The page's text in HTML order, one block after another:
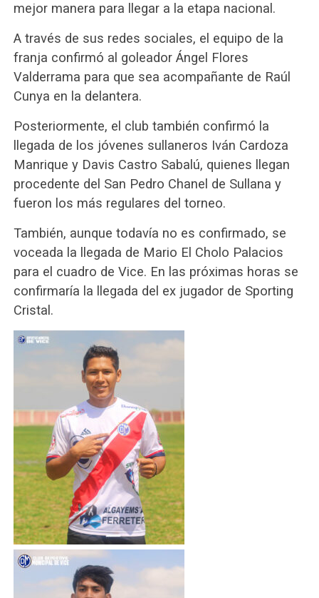
mejor manera para llegar a la etapa nacional.
A través de sus redes sociales, el equipo de la
franja confirmó al goleador Ángel Flores
Valderrama para que sea acompañante de Raúl
Cunya en la delantera.
Posteriormente, el club también confirmó la
llegada de los jóvenes sullaneros Iván Cardoza
Manrique y Davis Castro Sabalú, quienes llegan
procedente del San Pedro Chanel de Sullana y
fueron los más regulares del torneo.
También, aunque todavía no es confirmado, se
voceada la llegada de Mario El Cholo Palacios
para el cuadro de Vice. En las próximas horas se
confirmaría la llegada del ex jugador de Sporting
Cristal.